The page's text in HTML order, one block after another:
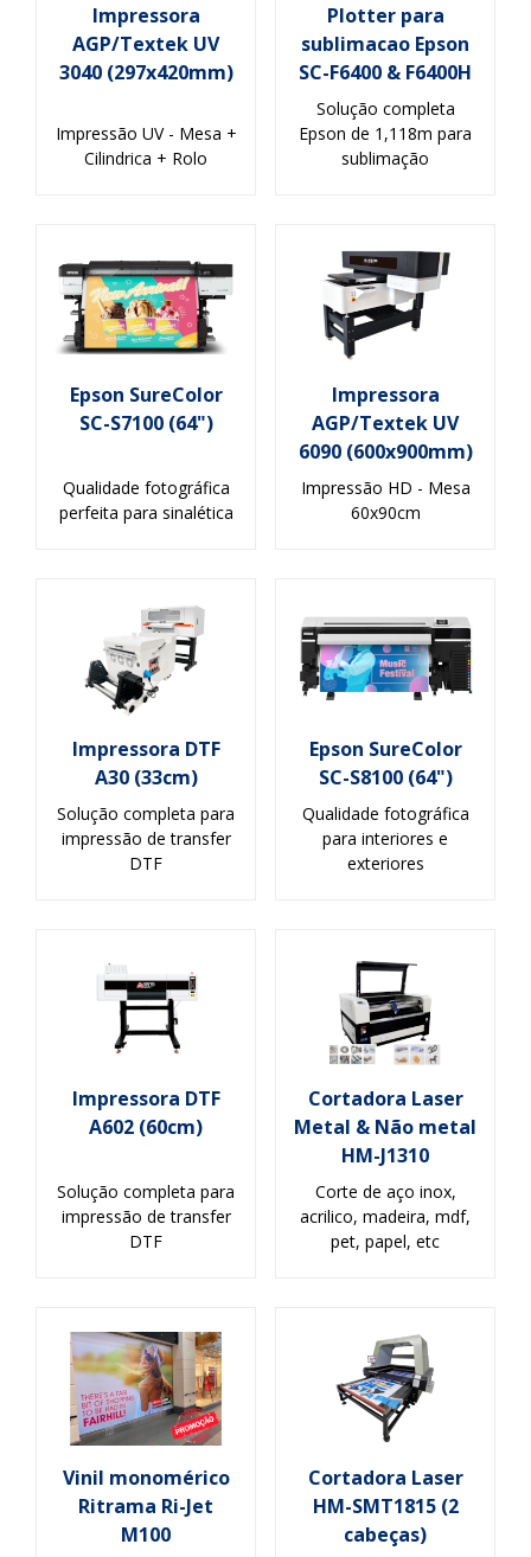
Impressora
AGP/Textek UV
3040 (297x420mm)
Impressão UV - Mesa +
Cilindrica + Rolo
Plotter para
sublimacao Epson
SC-F6400 & F6400H
Solução completa
Epson de 1,118m para
sublimação
Epson SureColor
SC-S7100 (64")
Qualidade fotográfica
perfeita para sinalética
Impressora
AGP/Textek UV
6090 (600x900mm)
Impressão HD - Mesa
60x90cm
Impressora DTF
A30 (33cm)
Solução completa para
impressão de transfer
DTF
Epson SureColor
SC-S8100 (64")
Qualidade fotográfica
para interiores e
exteriores
Impressora DTF
A602 (60cm)
Solução completa para
impressão de transfer
DTF
Cortadora Laser
Metal & Não metal
HM-J1310
Corte de aço inox,
acrilico, madeira, mdf,
pet, papel, etc
Vinil monomérico
Ritrama Ri-Jet
M100
Cortadora Laser
HM-SMT1815 (2
cabeças)